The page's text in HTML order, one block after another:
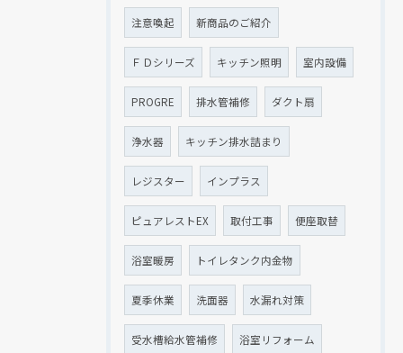
注意喚起 新商品のご紹介
ＦＤシリーズ キッチン照明 室内設備
PROGRE 排水管補修 ダクト扇
浄水器 キッチン排水詰まり
レジスター インプラス
ピュアレストEX 取付工事 便座取替
浴室暖房 トイレタンク内金物
夏季休業 洗面器 水漏れ対策
受水槽給水管補修 浴室リフォーム